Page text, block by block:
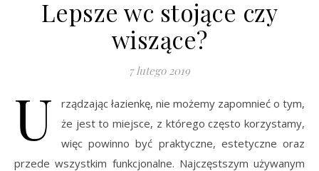
Lepsze wc stojące czy
wiszące?
7 lutego 2019
U
rządzając łazienkę, nie możemy zapomnieć o tym,
że jest to miejsce, z którego często korzystamy,
więc powinno być praktyczne, estetyczne oraz
przede wszystkim funkcjonalne. Najczęstszym używanym